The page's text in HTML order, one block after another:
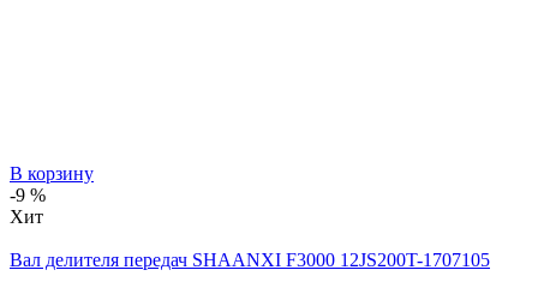
В корзину
-9 %
Хит
Вал делителя передач SHAANXI F3000 12JS200T-1707105